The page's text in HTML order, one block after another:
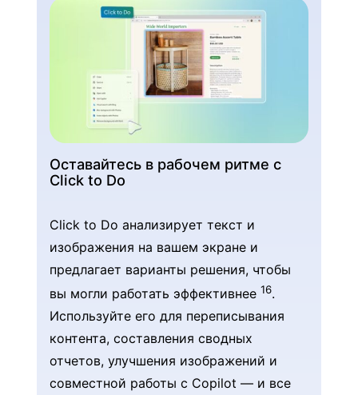
Оставайтесь в рабочем ритме с
Click to Do
Click to Do анализирует текст и
изображения на вашем экране и
предлагает варианты решения, чтобы
вы могли работать эффективнее 16.
Используйте его для переписывания
контента, составления сводных
отчетов, улучшения изображений и
совместной работы с Copilot — и все